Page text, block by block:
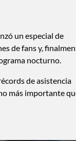
un especial de
de fans y,
nocturno.
de asistencia
más importante